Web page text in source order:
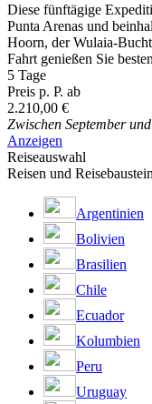
Diese fünftägige
Punta Arenas und
Hoorn, der Wulaia-
Fahrt genießen Sie
5 Tage
Preis p. P. ab
2.210,00 €
Zwischen September
Anzeigen
Reiseauswahl
Reisen und
Argentinien
Bolivien
Brasilien
Chile
Ecuador
Kolumbien
Peru
Uruguay